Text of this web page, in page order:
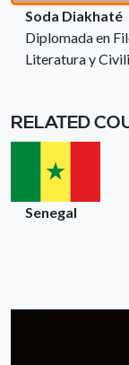
Soda Diakhaté
Diplomada en
Literatura y
RELATED
Senegal